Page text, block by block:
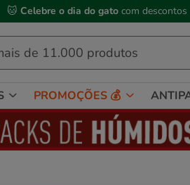
🐱 Celebre o dia do gato com descontos
PROMOÇÕES 💰